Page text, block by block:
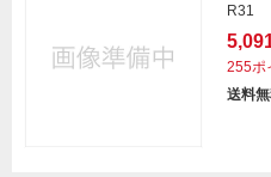
R31
255ポ
送料無